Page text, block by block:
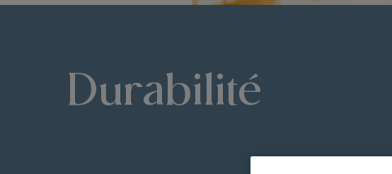
Durabilité